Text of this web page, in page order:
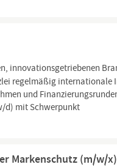
innovationsgetriebenen
regelmäßig internationale
und
d) mit Schwerpunkt
Markenschutz (m/w/x)